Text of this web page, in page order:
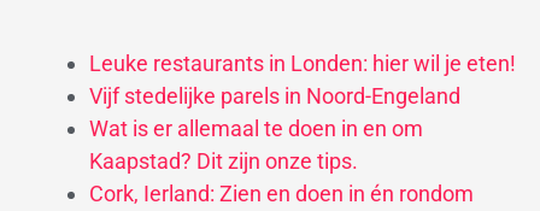
Leuke restaurants in Londen: hier wil je eten!
Vijf stedelijke parels in Noord-Engeland
Wat is er allemaal te doen in en om
Kaapstad? Dit zijn onze tips.
Cork, Ierland: Zien en doen in én rondom